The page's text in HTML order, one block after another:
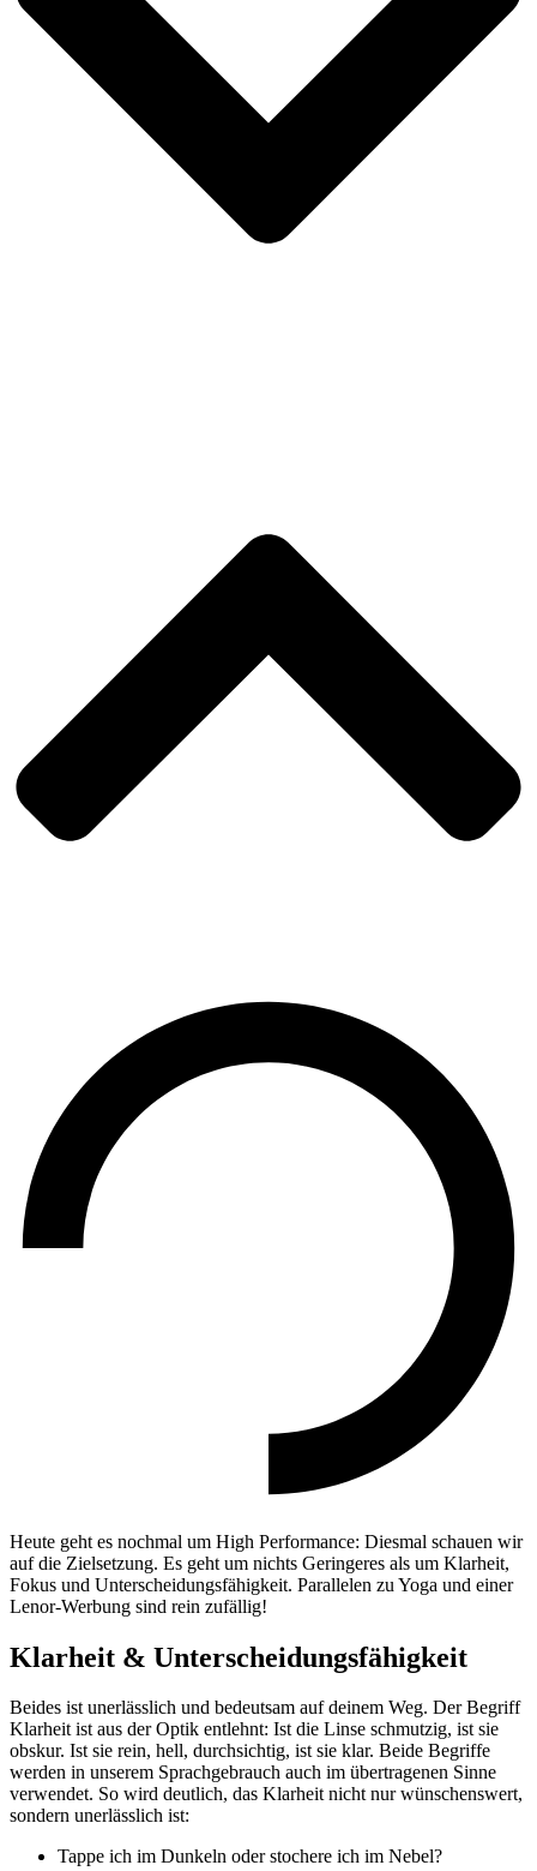
Heute geht es nochmal um High Performance: Diesmal schauen wir
auf die Zielsetzung. Es geht um nichts Geringeres als um Klarheit,
Fokus und Unterscheidungsfähigkeit. Parallelen zu Yoga und einer
Lenor-Werbung sind rein zufällig!
Klarheit & Unterscheidungsfähigkeit
Beides ist unerlässlich und bedeutsam auf deinem Weg. Der Begriff
Klarheit ist aus der Optik entlehnt: Ist die Linse schmutzig, ist sie
obskur. Ist sie rein, hell, durchsichtig, ist sie klar. Beide Begriffe
werden in unserem Sprachgebrauch auch im übertragenen Sinne
verwendet. So wird deutlich, das Klarheit nicht nur wünschenswert,
sondern unerlässlich ist:
Tappe ich im Dunkeln oder stochere ich im Nebel?